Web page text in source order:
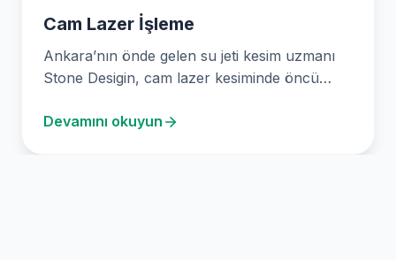
Cam Lazer İşleme
Ankara’nın önde gelen su jeti kesim uzmanı
Stone Desigin, cam lazer kesiminde öncü
Devamını okuyun